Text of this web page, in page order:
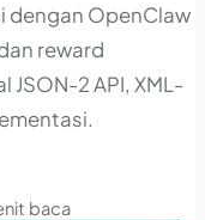
dengan OpenClaw
reward
2 API, XML-
baca